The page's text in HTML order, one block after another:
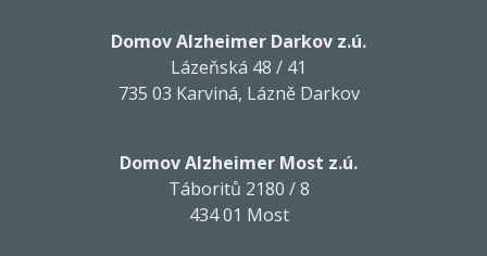
Domov Alzheimer Darkov z.ú.
Lázeňská 48 / 41
735 03 Karviná, Lázně Darkov
Domov Alzheimer Most z.ú.
Táboritů 2180 / 8
434 01 Most